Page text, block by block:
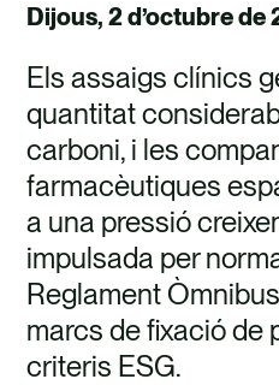
Dijous, 2 d’octubre de
Els assaigs clínics
quantitat
carboni, i les
farmacèutiques
a una pressió
impulsada per
Reglament
marcs de fixació de
criteris ESG.